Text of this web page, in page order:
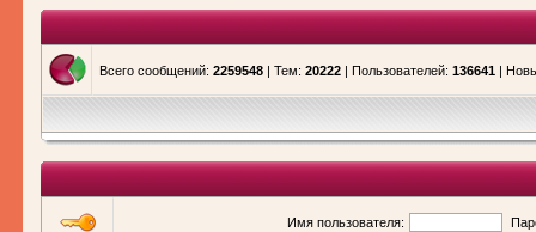
Всего сообщений: 2259548 | Тем: 20222 | Пользователей: 136641 |
Имя пользователя: